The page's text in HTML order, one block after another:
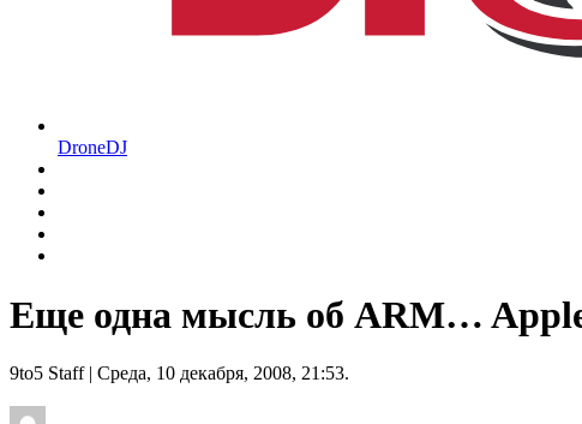
DroneDJ
Еще одна мысль об ARM…
9to5 Staff| Среда, 10 декабря, 2008, 21:53.